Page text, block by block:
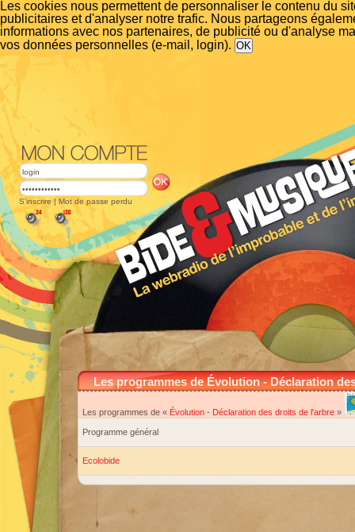
Les cookies nous permettent de personnaliser le contenu du
publicitaires et d'analyser notre trafic. Nous partageons
informations avec nos partenaires, de publicité ou d'analyse
vos données personnelles (e-mail, login).
S'inscrire | Mot de passe perdu
Les programmes de Évolution - Déclaration
Les programmes de « Évolution - Déclaration des droits de l'arbre »
Programme général
Ecolobide